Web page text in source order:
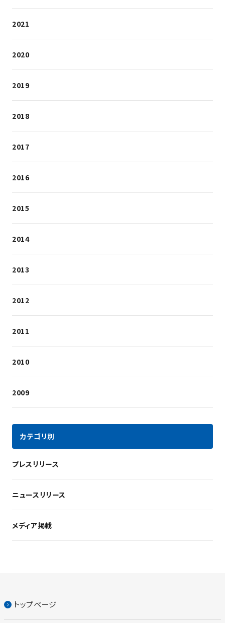
2021
2020
2019
2018
2017
2016
2015
2014
2013
2012
2011
2010
2009
カテゴリ別
プレスリリース
ニュースリリース
メディア掲載
トップページ